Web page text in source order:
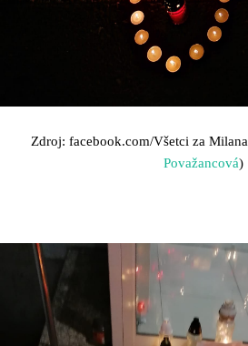
Zdroj: facebook.com/Všetci za Milana
Považancová)